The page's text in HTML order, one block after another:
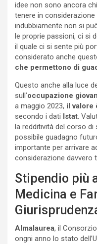
idee non sono ancora
tenere in
indubbiamente non si
le proprie passioni, ci si
il quale ci si sente più
considerato anche
che permettono di
Questo anche alla luce
sull’occupazione
a maggio 2023, il valore
secondo i dati Istat.
la redditività del corso
possibile guadagno
importante per arrivare
considerazione davvero
Stipendio più
Medicina e
Almalaurea, il
ongni anno lo stato